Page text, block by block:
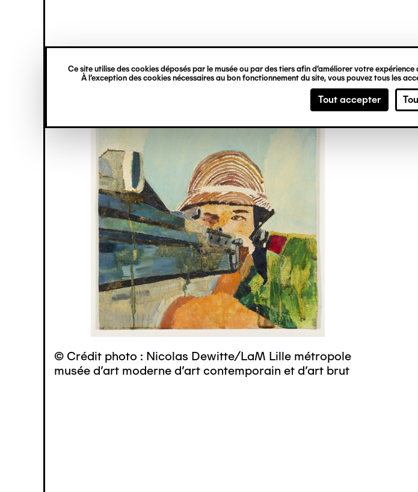
Ce site utilise des cookies déposés par le musée ou par des tiers afin d’améliorer votre
À l’exception des cookies nécessaires au bon fonctionnement du site, vous pouvez tous les
Tout accepter
principal
verticale
© Crédit photo : Nicolas Dewitte/LaM Lille métropole
musée d’art moderne d’art contemporain et d’art brut